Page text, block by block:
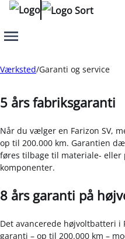
Menu
Værksted Garanti og service
5 års fabriksgaranti
Når du vælger en Farizon SV,
op til 200.000 km. Garantien
føres tilbage til materiale-
komponenter.
8 års garanti på
Det avancerede højvoltbatteri i
garanti – op til 200.000 km –